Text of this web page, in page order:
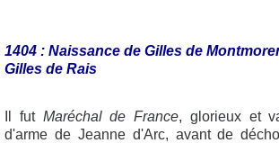
1404 : Naissance de Gilles de
Gilles de Rais
Il fut Maréchal de France, glorieux et
d'arme de Jeanne d'Arc, avant de